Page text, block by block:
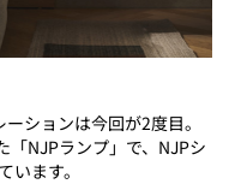
ションは今回が2度目。
NJPランプ」で、NJPシ
います。